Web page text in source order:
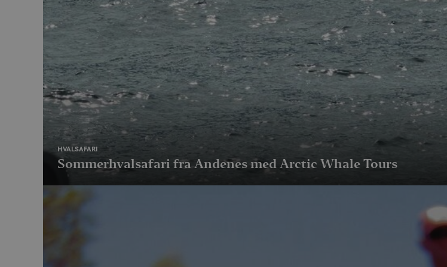
HVALSAFARI
Sommerhvalsafari fra Andenes med Arctic Whale Tours
nettsteder;
bruker den
MUID
Microsoft
Corporation
.bing.com
1 år
Denne
en unik
Microsoft-
forskjellige
MR
Microsoft
Corporation
.c.bing.com
7 dager
Dette er en
bruker til å
Microsoft
Corporation
Dette er en
at dette
Google LLC
.visitlofoten.com
3 måneder
Denne
informasjon
_fbp
Meta Platform
3 måneder
Brukt av
Denne
informasjon
Dette er en